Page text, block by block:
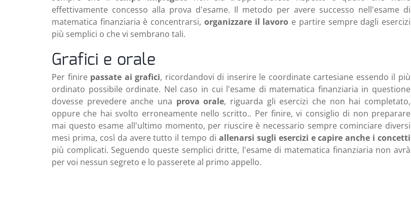
effettivamente concesso alla prova d'esame. Il metodo per avere successo nell'esame di
matematica finanziaria è concentrarsi, organizzare il lavoro e partire sempre dagli esercizi
più semplici o che vi sembrano tali.
Grafici e orale
Per finire passate ai grafici, ricordandovi di inserire le coordinate cartesiane essendo il più
ordinato possibile ordinate. Nel caso in cui l'esame di matematica finanziaria in questione
dovesse prevedere anche una prova orale, riguarda gli esercizi che non hai completato,
oppure che hai svolto erroneamente nello scritto.. Per finire, vi consiglio di non preparare
mai questo esame all'ultimo momento, per riuscire è necessario sempre cominciare diversi
mesi prima, così da avere tutto il tempo di allenarsi sugli esercizi e capire anche i concetti
più complicati. Seguendo queste semplici dritte, l'esame di matematica finanziaria non avrà
per voi nessun segreto e lo passerete al primo appello.